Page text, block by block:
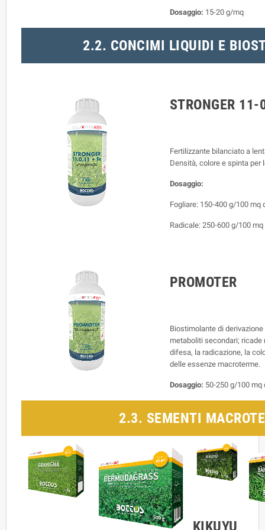
Dosaggio: 15-20 g/mq
2.2. CONCIMI LIQUIDI E
STRONGER
Fertilizzante bilanciato a
Densità, colore e spinta per
Dosaggio:
Fogliare: 150-400 g/100 mq
Radicale: 250-600 g/100
PROMOTER
Biostimolante di
metaboliti secondari; ricade
difesa, la radicazione, la
delle essenze macroterme.
Dosaggio: 50-250 g/100 mq
2.3. SEMENTI
KIKUYU